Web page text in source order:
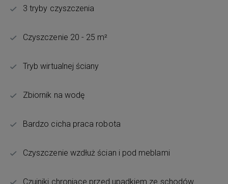
3 tryby czyszczenia
Czyszczenie 20 - 25 m²
Tryb wirtualnej ściany
Zbiornik na wodę
Bardzo cicha praca robota
Czyszczenie wzdłuż ścian i pod meblami
Czujniki chroniące przed upadkiem ze schodów